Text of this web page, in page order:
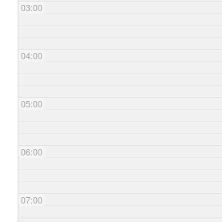
03:00
04:00
05:00
06:00
07:00